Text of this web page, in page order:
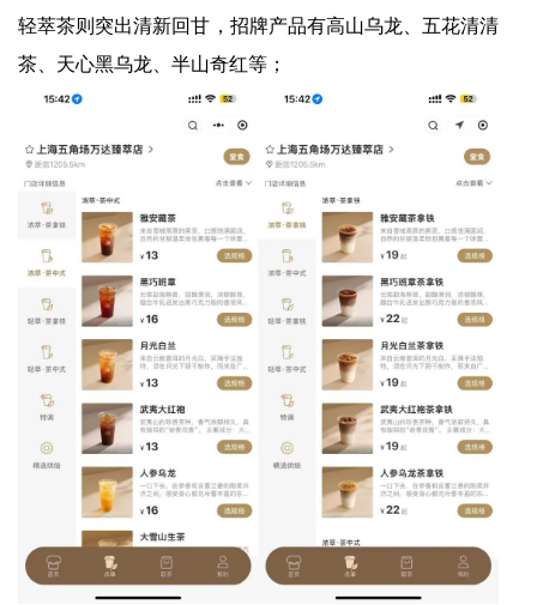
轻萃茶则突出清新回甘，招牌产品有高山乌龙、五花清清
茶、天心黑乌龙、半山奇红等；